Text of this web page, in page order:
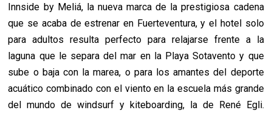
Innside by Meliá, la nueva marca de la prestigiosa cadena
que se acaba de estrenar en Fuerteventura, y el hotel solo
para adultos resulta perfecto para relajarse frente a la
laguna que le separa del mar en la Playa Sotavento y que
sube o baja con la marea, o para los amantes del deporte
acuático combinado con el viento en la escuela más grande
del mundo de windsurf y kiteboarding, la de René Egli.